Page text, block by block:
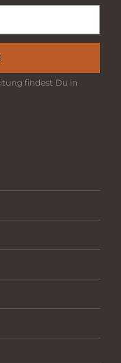
findest Du in